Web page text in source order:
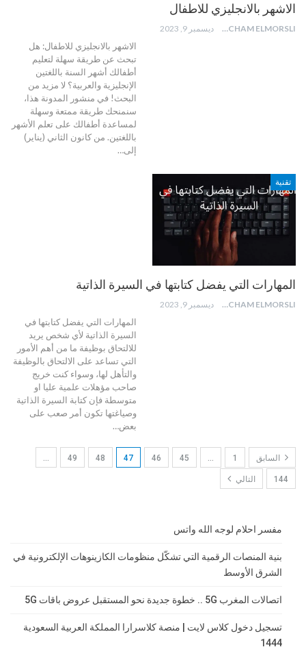
الاشهر بالانجليزي للاطفال
HICHAM ELMORSLI ديسمبر 9, 2023
الاشهر بالانجليزي للاطفال: هل
تبحث عن طريقة سهلة لتعليم
أطفالك أشهر السنة باللغتين
الإنجليزية والعربية؟ لا مزيد من
البحث! في منشور المدونة هذا،
سنمنحك طريقة ممتعة وسهلة
لمساعدة أطفالك على تعلم الأشهر
باللغتين. من كانون الثاني (يناير)
إلى…
تقنية
المهارات التي يفضل كتابتها في السيرة الذاتية
HICHAM ELMORSLI ديسمبر 9, 2023
المهارات التي يفضل كتابتها في
السيرة الذاتية لأي شخص يريد
للالتحاق بوظيفة ما من أهم الأمور
التي تساعد على الالتحاق بالوظيفة
والتأهل لها، وسواء كنت خريج
صاحب مؤهلات علمية عليا او
متوسطة فإن كتابة السيرة الذاتية
وصياغتها تكون أمر صعب على
بعض…
السابق 1
…
45
46
47
48
49
…
144 التالي
مفسر احلام لوجه الله واتس
بنية المنصات الرقمية التي تشكّل منظومات الكازينوهات الإلكترونية في
الشرق الأوسط
اتصالات المغرب 5G .. خطوة جديدة نحو المستقبل عروض باقات 5G
تسجيل دخول كلاس لايت | منصة كلاسرارا المملكة العربية السعودية
1444